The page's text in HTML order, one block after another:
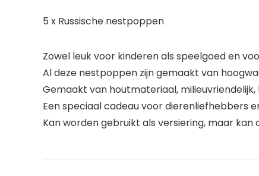
5 x Russische nestpoppen
Zowel leuk voor kinderen als speelgoed en
Al deze nestpoppen zijn gemaakt van
Gemaakt van houtmateriaal, milieuvriendelijk,
Een speciaal cadeau voor dierenliefhebbers
Kan worden gebruikt als versiering, maar